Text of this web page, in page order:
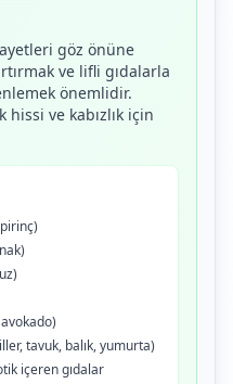
göz önüne
ve lifli gıdalarla
önemlidir.
hissi ve kabızlık için
tavuk, balık, yumurta)
içeren gıdalar